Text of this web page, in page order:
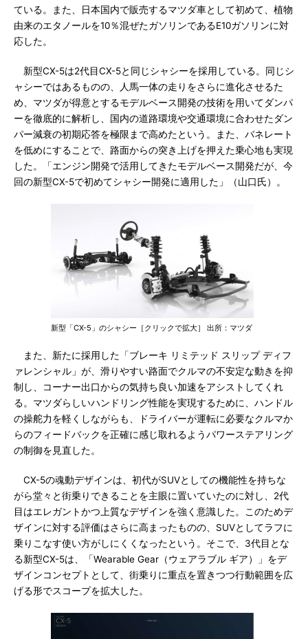
ている。また、日本国内で販売するマツダ車として初めて、植物
由来のエタノールを10％混ぜたガソリンであるE10ガソリンに対
応した。
新型CX-5は2代目CX-5と同じシャシーを採用している。同じシ
ャシーではあるものの、人馬一体の走りをさらに進化させるた
め、マツダが得意とするモデルベース開発の技術を用いてダンパ
ーを徹底的に解析し、国内の道路環境や交通環境に合わせたダン
パー減衰の初期応答を極限まで高めたという。また、バネレート
を低めにすることで、路面からの突き上げを押えた乗心地も実現
した。「エンジン開発で活用してきたモデルベース開発だが、今
回の新型CX-5で初めてシャシー開発に適用した」（山口氏）。
新型「CX-5」のシャシー［クリックで拡大］ 出所：マツダ
また、新たに採用した「ブレーキ リミテッド スリップ ディフ
ァレンシャル」が、滑りやすい路面でクルマの不安定な動きを抑
制し、コーナー出口からの気持ち良い加速をアシストしてくれ
る。マツダらしいハンドリング性能を実現するために、ハンドル
の操舵力を軽くしながらも、ドライバーが運転に必要なクルマか
らのフィードバックを正確に感じ取れるようパワーステアリング
の制御を見直した。
CX-5の魂動デザインは、初代がSUVとしての機能性を持ちな
がら堂々と街乗りできることを主眼に置いていたのに対し、2代
目はエレガントかつ上質なデザインを強く意識した。このためデ
ザインに対する評価はさらに高まったものの、SUVとしてラフに
乗りこなす使い方がしにくくなったという。そこで、3代目とな
る新型CX-5は、「Wearable Gear（ウェアラブル ギア）」をデ
ザインコンセプトとして、街乗りに重点を置きつつ行動範囲を広
げる形でスコープを拡大した。